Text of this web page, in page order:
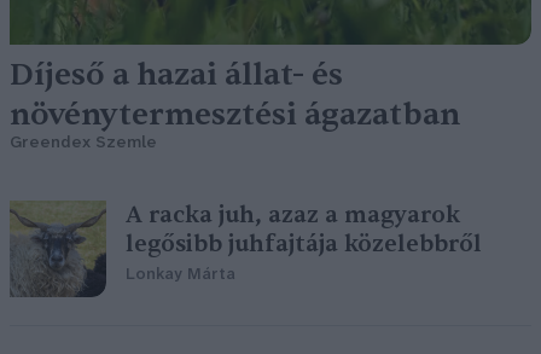
Díjeső a hazai állat- és
növénytermesztési ágazatban
Greendex Szemle
A racka juh, azaz a magyarok
legősibb juhfajtája közelebbről
Lonkay Márta